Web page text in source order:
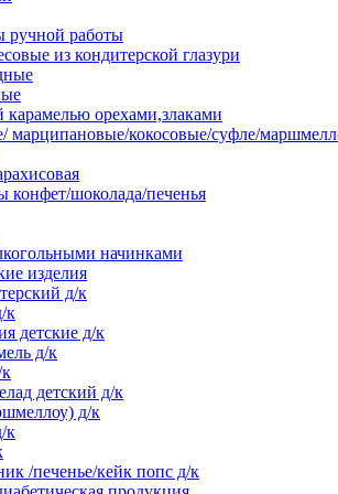
ручной работы
из кондитерской глазури
карамелью орехами,злаками
марципановые/кокосовые/суфле/
конфет/шоколада/печенья
начинками
изделия
д/к
к
детские д/к
д/к
детский д/к
д/к
к
/печенье/кейк попс д/к